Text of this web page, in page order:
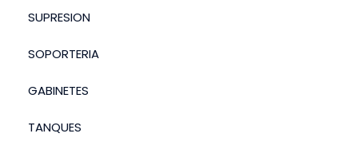
SUPRESION
SOPORTERIA
GABINETES
TANQUES